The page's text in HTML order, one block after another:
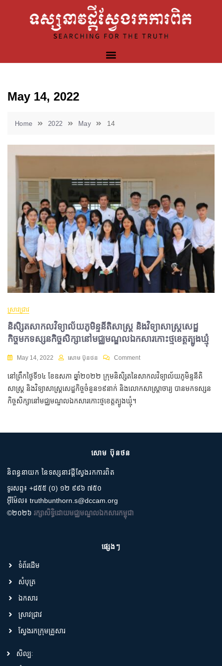
May 14, 2022
Home 2022 May 14
ស្រាវជ្រាវ
និសិ្សតសាកលវិទ្យាល័យភូមិន្ទនីតិសាស្ត្រ និងវិទ្យាសាស្ត្រសេដ្ឋ
កិច្ចមកទស្សនកិច្ចសិក្សានៅមជ្ឈមណ្ឌលឯកសារកោះថ្មខេត្តត្បូងឃ្មុំ
May 14, 2022 សោម ប៊ុនថន Comment
នៅព្រឹកថ្ងៃទី១៤ ខែឧសភា ឆ្នាំ២០២២ ក្រុមនិសិ្សតនៃសាកលវិទ្យាល័យភូមិន្ទនីតិ
សាស្ត្រ និងវិទ្យាសាស្ត្រសេដ្ឋកិច្ចចំនួន១៩នាក់ និងលោកសាស្ត្រាចារ្យ បាន​មកទស្សន
កិច្ចសិក្សា​នៅ​មជ្ឈមណ្ឌលឯកសារកោះថ្ម​ខេត្តត្បូង​​ឃ្មុំ។
សោម ប៊ុនថន
និពន្ធនាយក នៃទស្សនាវដ្តីស្វែងរកការពិត
ទូរសព្ទ៖ +៨៥៥ (០) ១២ ៩៩៦ ៧៥០
អ៊ីម៉ែល៖ truthbunthorn.s@dccam.org
©២០២៦ រក្សាសិទ្ធិដោយមជ្ឈមណ្ឌលឯកសារកម្ពុជា
ផ្សេងៗ
ទំព័រដើម
សំបុត្រ
ឯកសារ
ស្រាវជ្រាវ
ស្វែងរកក្រុមគ្រួសារ
សិល្បៈ